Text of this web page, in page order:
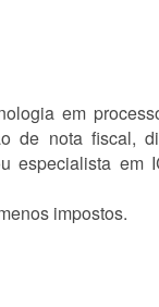
em
de nota fiscal,
em
impostos.